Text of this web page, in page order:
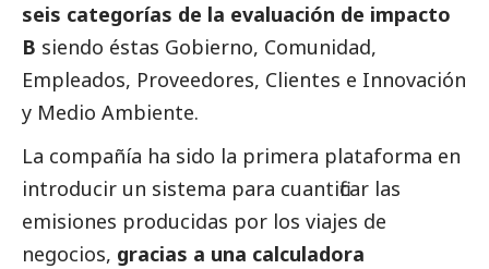
seis categorías de la evaluación de impacto
B siendo éstas Gobierno, Comunidad,
Empleados, Proveedores, Clientes e Innovación
y Medio Ambiente.
La compañía ha sido la primera plataforma en
introducir un sistema para cuantificar las
emisiones producidas por los viajes de
negocios, gracias a una calculadora